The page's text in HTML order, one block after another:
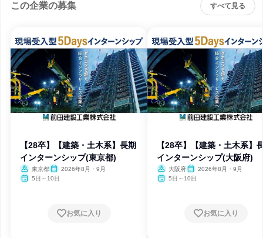
この企業の募集 すべて見る
【28卒】【建築・土木系】長期
インターンシップ(東京都)
東京都
2026年8月・9月
5日～10日
お気に入り
【28卒】【建築・土木系】
インターンシップ(大阪府)
大阪府
2026年8月・9月
5日～10日
お気に入り